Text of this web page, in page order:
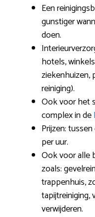
Een
gunstiger
doen.
hotels,
ziekenhuizen,
reiniging).
Ook voor het
complex in de
Prijzen:
per uur.
Ook voor alle
zoals:
trappenhuis,
tapijtreiniging,
verwijderen.